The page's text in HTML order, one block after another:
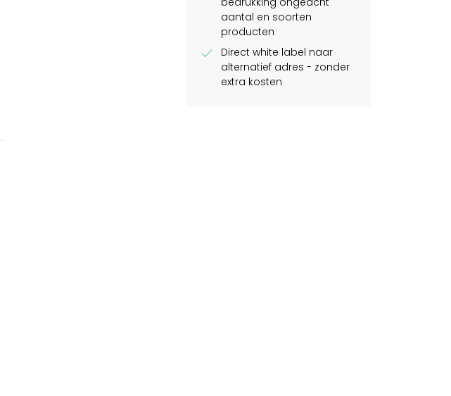
aantal en soorten
producten
check
Direct white label naar
alternatief adres - zonder
extra kosten